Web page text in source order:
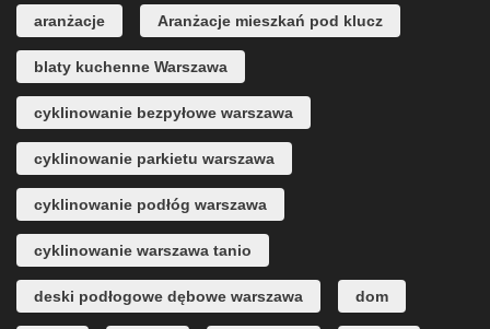
aranżacje Aranżacje mieszkań pod klucz
blaty kuchenne Warszawa
cyklinowanie bezpyłowe warszawa
cyklinowanie parkietu warszawa
cyklinowanie podłóg warszawa
cyklinowanie warszawa tanio
deski podłogowe dębowe warszawa dom